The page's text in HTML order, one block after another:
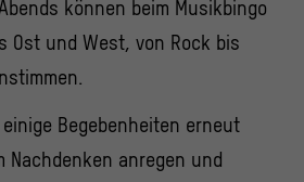
können beim Musikbingo
Ost und West, von Rock bis
Begebenheiten erneut
Nachdenken anregen und